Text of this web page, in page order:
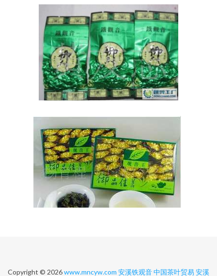
Copyright © 2026www.mncyw.com 安溪铁观音中国茶叶贸易 安溪